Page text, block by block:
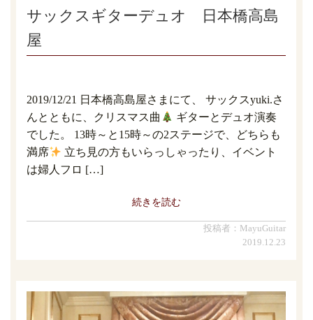
サックスギターデュオ 日本橋高島
屋
2019/12/21 日本橋高島屋さまにて、 サックスyuki.さ
んとともに、クリスマス曲
ギターとデュオ演奏
でした。 13時～と15時～の2ステージで、どちらも
満席
立ち見の方もいらっしゃったり、イベント
は婦人フロ […]
続きを読む
投稿者：MayuGuitar
2019.12.23